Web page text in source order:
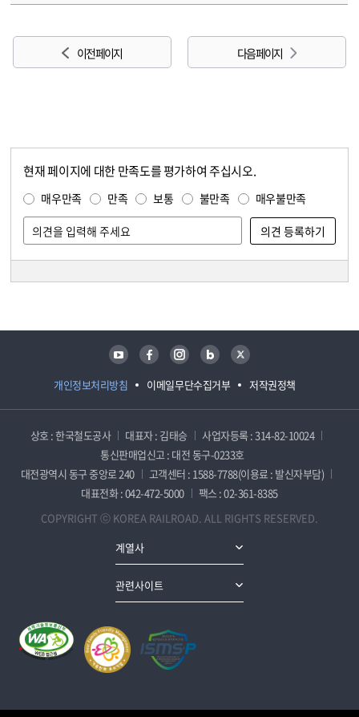
이전 페이지 다음 페이지
현재 페이지에 대한 만족도를 평가하여 주십시오.
매우만족 만족 보통 불만족 매우불만족
개인정보처리방침 이메일무단수집거부 저작권정책
유튜브 페이스북 인스타그램 블로그 트위터
상호 : 한국철도공사 대표자 : 김태승
사업자등록 : 314-82-10024
통신판매업신고 : 대전 동구-0233호
대전광역시 동구 중앙로 240
고객센터 : 1588-7788(이용료 : 발신자부담)
대표전화 : 042-472-5000
팩스 : 02-361-8385
COPYRIGHT ⓒ KOREA RAILROAD. ALL RIGHTS RESERVED.
계열사
관련사이트